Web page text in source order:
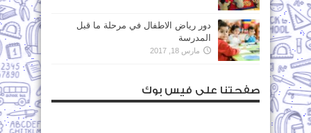
دور رياض الاطفال في مرحلة ما قبل
المدرسة
مارس 18, 2017
صفحتنا على فيس بوك